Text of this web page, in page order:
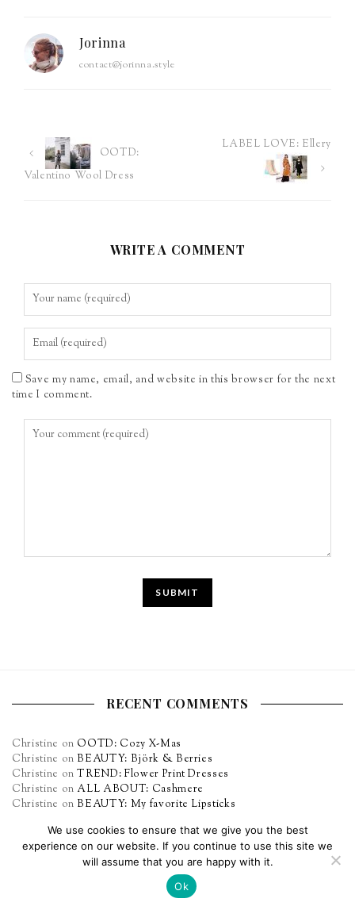
Jorinna
contact@jorinna.style
Post
navigation
OOTD:
Valentino Wool Dress
LABEL LOVE: Ellery
WRITE A COMMENT
Save my name, email, and website in this browser for the next
time I comment.
RECENT COMMENTS
Christine on OOTD: Cozy X-Mas
Christine onBEAUTY: Björk & Berries
Christine onTREND: Flower Print Dresses
Christine on ALL ABOUT: Cashmere
Christine onBEAUTY: My favorite Lipsticks
TWITTER
We use cookies to ensure that we give you the best
experience on our website. If you continue to use this site we
will assume that you are happy with it.
Ok